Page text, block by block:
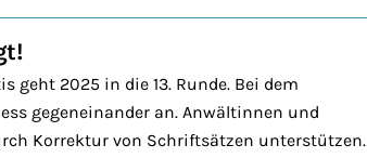
geht 2025 in die 13. Runde. Bei dem
gegeneinander an. Anwältinnen und
Korrektur von Schriftsätzen unterstützen.